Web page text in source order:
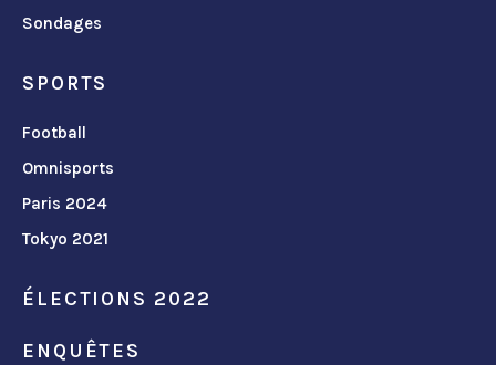
Sondages
SPORTS
Football
Omnisports
Paris 2024
Tokyo 2021
ÉLECTIONS 2022
ENQUÊTES